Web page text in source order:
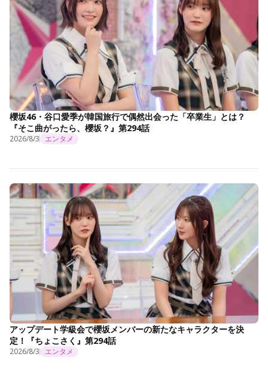
櫻坂46・谷口愛季が韓国旅行で偶然出会った「卒業生」とは？
『そこ曲がったら、櫻坂？』第294話
2026/8/3 エンタメ
アップデート学級会で櫻坂メンバーの新たなキャラクターを決
定！『ちょこさく』第294話
2026/8/3 エンタメ